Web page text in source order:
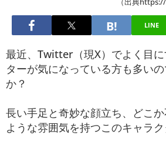
LINE
最近、Twitter（現X）でよく目
ターが気になっている方も多い
か？
長い手足と奇妙な顔立ち、どこ
ような雰囲気を持つこのキャラク